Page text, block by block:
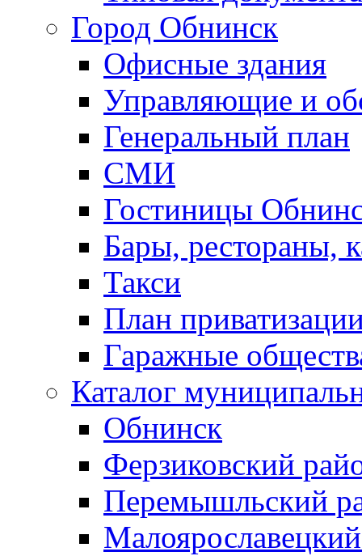
Город Обнинск
Офисные здания
Управляющие и
Генеральный план
СМИ
Гостиницы
Бары, рестораны,
Такси
План
Гаражные
Каталог
Обнинск
Ферзиковский
Перемышльский